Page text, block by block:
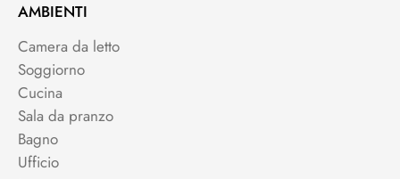
AMBIENTI
Camera da letto
Soggiorno
Cucina
Sala da pranzo
Bagno
Ufficio